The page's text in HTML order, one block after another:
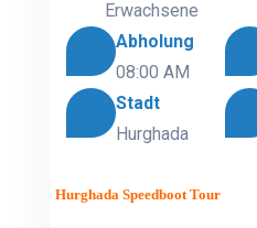
Erwachsene
Abholung
08:00 AM
Stadt
Hurghada
Hurghada Speedboot Tour